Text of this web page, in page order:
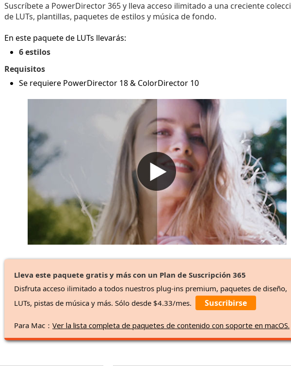
Suscríbete a PowerDirector 365 y lleva acceso ilimitado a una creciente
de LUTs, plantillas, paquetes de estilos y música de fondo.
En este paquete de LUTs llevarás:
6 estilos
Requisitos
Se requiere PowerDirector 18 & ColorDirector 10
Lleva este paquete gratis y más con un Plan de Suscripción 365
Disfruta acceso ilimitado a todos nuestros plug-ins premium, paquetes de diseño,
LUTs, pistas de música y más. Sólo desde $4.33/mes.
Suscribirse
Para Mac： Ver la lista completa de paquetes de contenido con soporte en macOS.